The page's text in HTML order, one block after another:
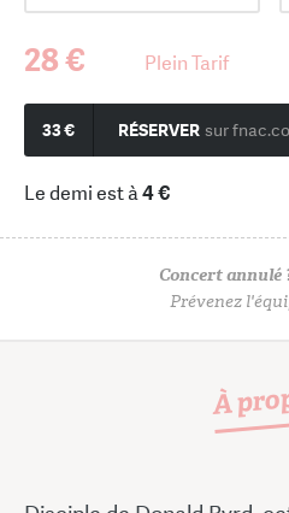
28 € Plein Tarif
33 € RÉSERVER sur
Le demi est à4 €
Concert annulé
Prévenez
À